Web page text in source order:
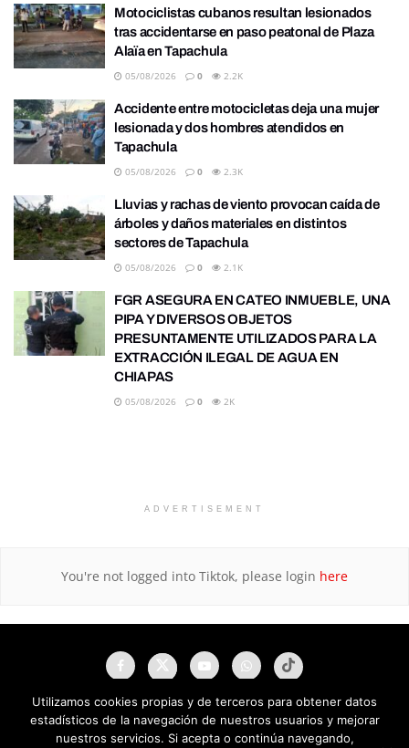
Motociclistas cubanos resultan lesionados
tras accidentarse en paso peatonal de Plaza
Alaïa en Tapachula
05/08/2026 0 2.2K
Accidente entre motocicletas deja una mujer
lesionada y dos hombres atendidos en
Tapachula
05/08/2026 0 2.3K
Lluvias y rachas de viento provocan caída de
árboles y daños materiales en distintos
sectores de Tapachula
05/08/2026 0 2.1K
FGR ASEGURA EN CATEO INMUEBLE, UNA
PIPA Y DIVERSOS OBJETOS
PRESUNTAMENTE UTILIZADOS PARA LA
EXTRACCIÓN ILEGAL DE AGUA EN
CHIAPAS
05/08/2026 0 2K
ADVERTISEMENT
You're not logged into Tiktok, please login here
Utilizamos cookies propias y de terceros para obtener datos
estadísticos de la navegación de nuestros usuarios y mejorar
nuestros servicios. Si acepta o continúa navegando,